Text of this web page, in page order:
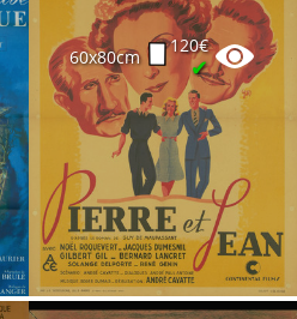
60x80cm
120€
✔